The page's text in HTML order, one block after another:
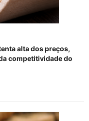
alta dos preços,
competitividade do